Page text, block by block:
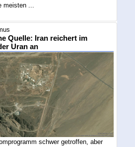
...
Quelle: Iran reichert im
Uran an
schwer getroffen, aber